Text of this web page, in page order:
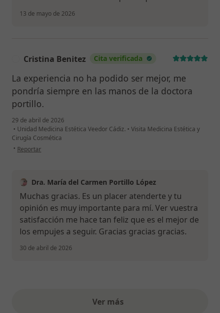
13 de mayo de 2026
Cristina Benitez Cita verificada
La experiencia no ha podido ser mejor, me
pondría siempre en las manos de la doctora
portillo.
29 de abril de 2026
• Unidad Medicina Estética Veedor Cádiz. • Visita Medicina Estética y
Cirugía Cosmética
• en opinión del usuario Cristina Benitez
Reportar
Dra. María del Carmen Portillo López
Muchas gracias. Es un placer atenderte y tu
opinión es muy importante para mí. Ver vuestra
satisfacción me hace tan feliz que es el mejor de
los empujes a seguir. Gracias gracias gracias.
30 de abril de 2026
Ver másopiniones anteriores